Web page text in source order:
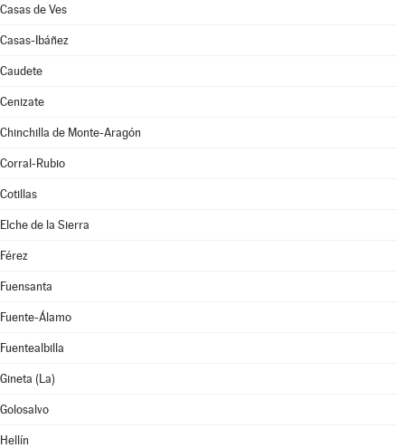
Casas de Ves
Casas-Ibáñez
Caudete
Cenizate
Chinchilla de Monte-Aragón
Corral-Rubio
Cotillas
Elche de la Sierra
Férez
Fuensanta
Fuente-Álamo
Fuentealbilla
Gineta (La)
Golosalvo
Hellín